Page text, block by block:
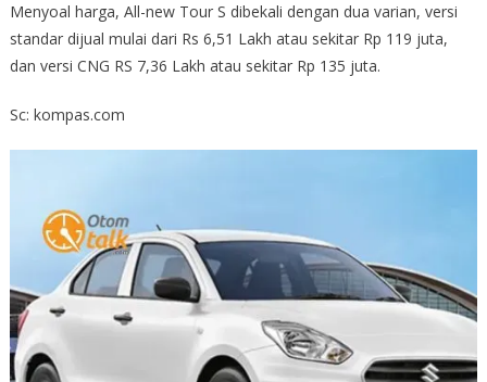
Menyoal harga, All-new Tour S dibekali dengan dua varian, versi
standar dijual mulai dari Rs 6,51 Lakh atau sekitar Rp 119 juta,
dan versi CNG RS 7,36 Lakh atau sekitar Rp 135 juta.
Sc: kompas.com